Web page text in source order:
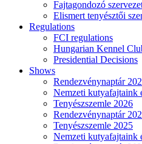
Fajtagondozó
Elismert tenyésztői
Regulations
FCI regulations
Hungarian Kennel
Presidential Decisions
Shows
Rendezvénynaptár
Nemzeti kutyafajtaink
Tenyészszemle 2026
Rendezvénynaptár
Tenyészszemle 2025
Nemzeti kutyafajtaink